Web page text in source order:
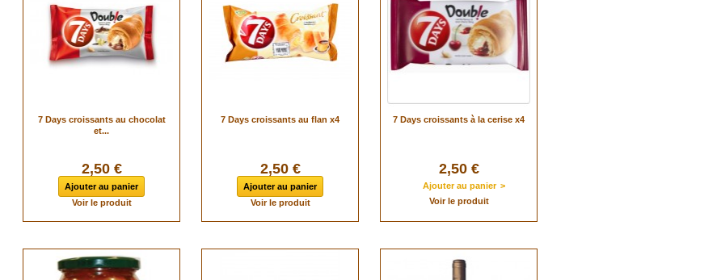
7 Days croissants au chocolat
et...
2,50 €
Ajouter au panier
Voir le produit
7 Days croissants au flan x4
2,50 €
Ajouter au panier
Voir le produit
7 Days croissants à la cerise x4
2,50 €
Ajouter au panier >
Voir le produit